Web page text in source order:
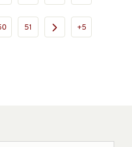
51 +5